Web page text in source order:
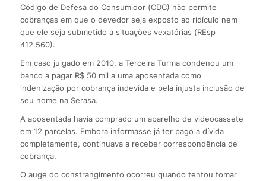
Código de Defesa do Consumidor (CDC) não permite
cobranças em que o devedor seja exposto ao ridículo nem
que ele seja submetido a situações vexatórias (REsp
412.560).
Em caso julgado em 2010, a Terceira Turma condenou um
banco a pagar R$ 50 mil a uma aposentada como
indenização por cobrança indevida e pela injusta inclusão de
seu nome na Serasa.
A aposentada havia comprado um aparelho de videocassete
em 12 parcelas. Embora informasse já ter pago a dívida
completamente, continuava a receber correspondência de
cobrança.
O auge do constrangimento ocorreu quando tentou tomar